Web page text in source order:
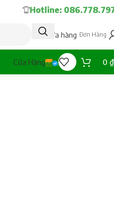
Hotline:
Tạo cửa hàng Đơn Hàng
Cửa Hàng 0 ₫